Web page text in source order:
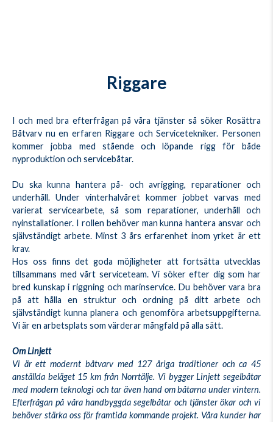
Riggare
I och med bra efterfrågan på våra tjänster så söker Rosättra
Båtvarv nu en erfaren Riggare och Servicetekniker. Personen
kommer jobba med stående och löpande rigg för både
nyproduktion och servicebåtar.
Du ska kunna hantera på- och avrigging, reparationer och
underhåll. Under vinterhalvåret kommer jobbet varvas med
varierat servicearbete, så som reparationer, underhåll och
nyinstallationer. I rollen behöver man kunna hantera ansvar och
självständigt arbete. Minst 3 års erfarenhet inom yrket är ett
krav.
Hos oss finns det goda möjligheter att fortsätta utvecklas
tillsammans med vårt serviceteam. Vi söker efter dig som har
bred kunskap i riggning och marinservice. Du behöver vara bra
på att hålla en struktur och ordning på ditt arbete och
självständigt kunna planera och genomföra arbetsuppgifterna.
Vi är en arbetsplats som värderar mångfald på alla sätt.
Om Linjett
Vi är ett modernt båtvarv med 127 åriga traditioner och ca 45
anställda beläget 15 km från Norrtälje. Vi bygger Linjett segelbåtar
med modern teknologi och tar även hand om båtarna under vintern.
Efterfrågan på våra handbyggda segelbåtar och tjänster ökar och vi
behöver stärka oss för framtida kommande projekt. Våra kunder har